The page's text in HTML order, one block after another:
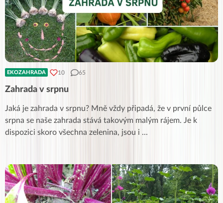
EKOZAHRADA 10 65
Zahrada v srpnu
Jaká je zahrada v srpnu? Mně vždy připadá, že v první půlce
srpna se naše zahrada stává takovým malým rájem. Je k
dispozici skoro všechna zelenina, jsou i ...